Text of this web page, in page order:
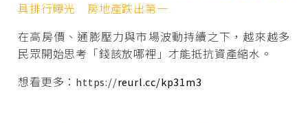
具排行曝光 房地產跌出第一
在高房價、通膨壓力與市場波動持續之下，越來越多
民眾開始思考「錢該放哪裡」才能抵抗資產縮水。
想看更多：https://reurl.cc/kp31m3